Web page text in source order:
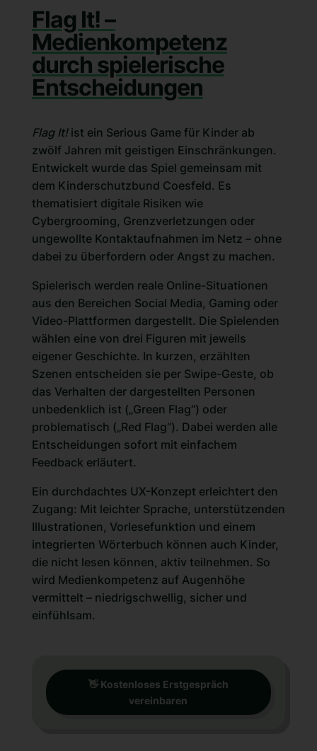
Flag It! –
Medienkompetenz
durch spielerische
Entscheidungen
Flag It!ist ein Serious Game für Kinder ab
zwölf Jahren mit geistigen Einschränkungen.
Entwickelt wurde das Spiel gemeinsam mit
dem Kinderschutzbund Coesfeld. Es
thematisiert digitale Risiken wie
Cybergrooming, Grenzverletzungen oder
ungewollte Kontaktaufnahmen im Netz – ohne
dabei zu überfordern oder Angst zu machen.
Spielerisch werden reale Online-Situationen
aus den Bereichen Social Media, Gaming oder
Video-Plattformen dargestellt. Die Spielenden
wählen eine von drei Figuren mit jeweils
eigener Geschichte. In kurzen, erzählten
Szenen entscheiden sie per Swipe-Geste, ob
das Verhalten der dargestellten Personen
unbedenklich ist („Green Flag“) oder
problematisch („Red Flag“). Dabei werden alle
Entscheidungen sofort mit einfachem
Feedback erläutert.
Ein durchdachtes UX-Konzept erleichtert den
Zugang: Mit leichter Sprache, unterstützenden
Illustrationen, Vorlesefunktion und einem
integrierten Wörterbuch können auch Kinder,
die nicht lesen können, aktiv teilnehmen. So
wird Medienkompetenz auf Augenhöhe
vermittelt – niedrigschwellig, sicher und
einfühlsam.
👋 Kostenloses Erstgespräch
vereinbaren